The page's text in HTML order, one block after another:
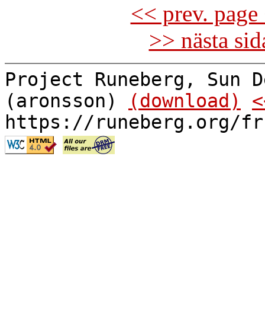
<< prev.
>> nästa
Project Runeberg, Sun
(aronsson)
(download)
https://runeberg.org/